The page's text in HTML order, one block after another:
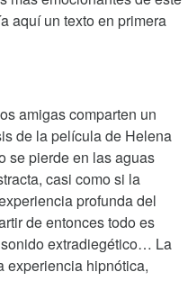
aquí un texto en primera
amigas comparten un
de la película de Helena
se pierde en las aguas
casi como si la
profunda del
de entonces todo es
extradiegético… La
experiencia hipnótica,